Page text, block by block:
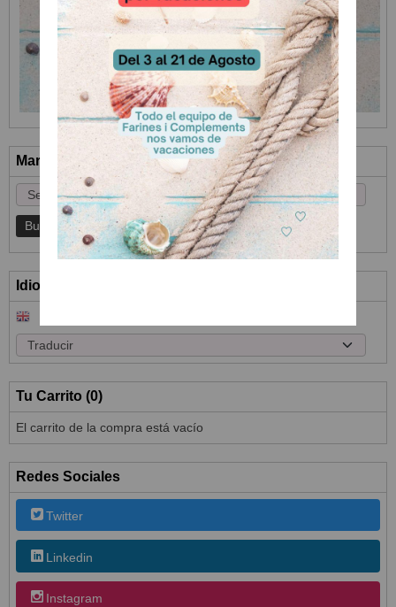
Marcas
Idioma
Tu Carrito (0)
El carrito de la compra está vacío
Redes Sociales
Twitter
Linkedin
Instagram